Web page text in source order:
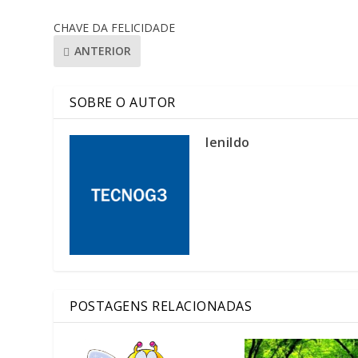
CHAVE DA FELICIDADE
ANTERIOR
SOBRE O AUTOR
lenildo
POSTAGENS RELACIONADAS